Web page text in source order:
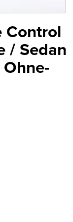
Control
/ Sedan